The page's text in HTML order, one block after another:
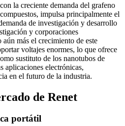
la creciente demanda del grafeno
impulsa principalmente el
de investigación y desarrollo
y corporaciones
más el crecimiento de este
voltajes enormes, lo que ofrece
sustituto de los nanotubos de
aplicaciones electrónicas,
en el futuro de la industria.
de Renet
portátil